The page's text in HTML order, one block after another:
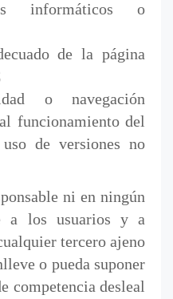
informáticos o
de la página
o navegación
funcionamiento del
de versiones no
ni en ningún
a los usuarios y a
tercero ajeno
o pueda suponer
competencia desleal